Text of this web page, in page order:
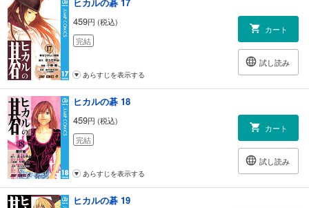
459円 (税込)
完結
カート
試し読み
あらすじを表示する
ヒカルの碁 18
459円 (税込)
完結
カート
試し読み
あらすじを表示する
ヒカルの碁 19